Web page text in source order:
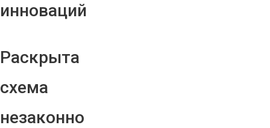
инноваций
Раскрыта
схема
незаконно